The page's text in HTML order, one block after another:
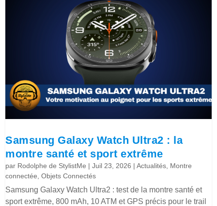
Samsung Galaxy Watch Ultra2 : la
montre santé et sport extrême
par Rodolphe de StylistMe |Juil 23, 2026 |Actualités Montre
connectée ,Objets Connectés
Samsung Galaxy Watch Ultra2 : test de la montre santé et
sport extrême, 800 mAh, 10 ATM et GPS précis pour le trail